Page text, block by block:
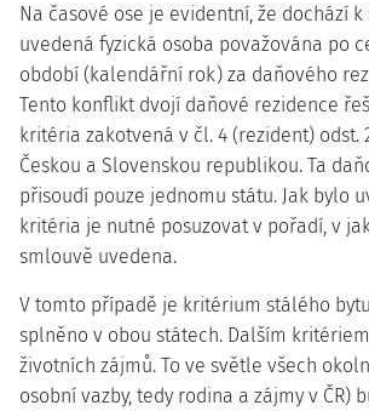
Na časové ose je evidentní, že dochází k
uvedená fyzická osoba považována po
období (kalendářní rok) za daňového
Tento konflikt dvojí daňové rezidence
kritéria zakotvená v čl. 4 (rezident) odst.
Českou a Slovenskou republikou. Ta
přisoudí pouze jednomu státu. Jak bylo
kritéria je nutné posuzovat v pořadí, v
smlouvě uvedena.
V tomto případě je kritérium stálého
splněno v obou státech. Dalším
životních zájmů. To ve světle všech
osobní vazby, tedy rodina a zájmy v ČR)